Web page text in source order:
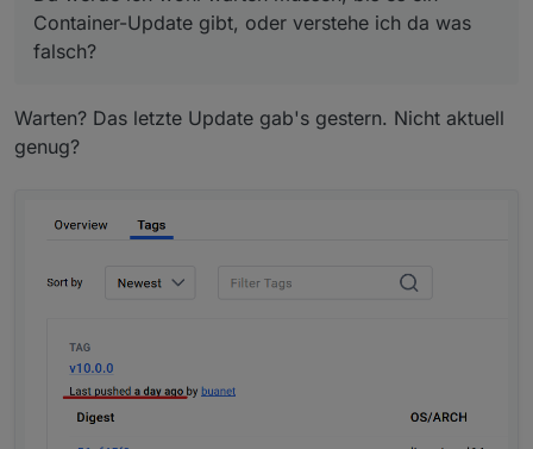
Container-Update gibt, oder verstehe ich da was
falsch?
Warten? Das letzte Update gab's gestern. Nicht aktuell
genug?